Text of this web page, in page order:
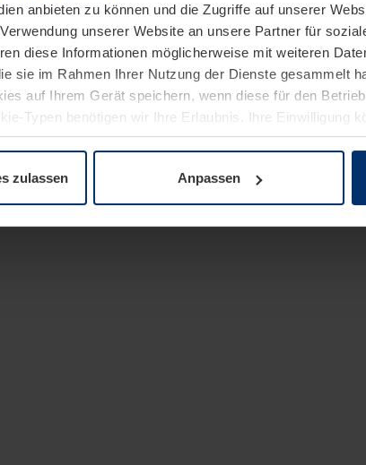
anbieten zu können und die Zugriffe auf unserer
unserer Website an unsere Partner für
diese Informationen möglicherweise mit weiteren
sie im Rahmen Ihrer Nutzung der Dienste gesammelt
auf Ihrem Gerät speichern, wenn diese für den
Typen benötigen wir Ihre Erlaubnis. Ihre Einwilligung
unserer Website ändern oder
zulassen Anpassen